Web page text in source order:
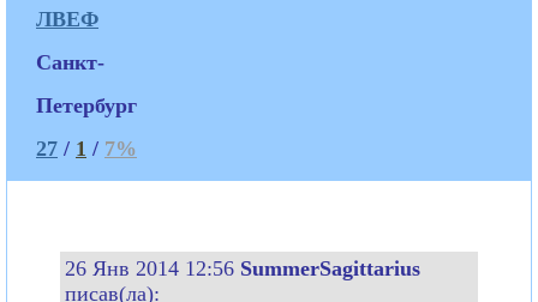
ЛВЕФ
Санкт-
Петербург
27 / 1 / 7%
26 Янв 2014 12:56 SummerSagittarius
писав(ла):